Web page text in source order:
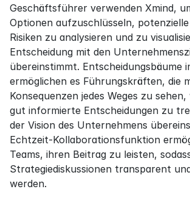
Geschäftsführer verwenden Xmind,
Optionen aufzuschlüsseln,
Risiken zu analysieren und zu
Entscheidung mit den
übereinstimmt. Entscheidungsbäume
ermöglichen es Führungskräften, die
Konsequenzen jedes Weges zu
gut informierte Entscheidungen zu
der Vision des Unternehmens
Echtzeit-Kollaborationsfunktion
Teams, ihren Beitrag zu leisten,
Strategiediskussionen transparent
werden.